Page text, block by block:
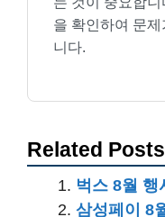
을 확인하여 문
니다.
Related
벅스 8월 행
삼성페이 8